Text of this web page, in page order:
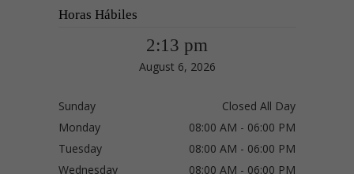
Horas Hábiles
2:13 pm
August 6, 2026
Sunday
Closed All Day
Monday
08:00 AM - 06:00 PM
Tuesday
08:00 AM - 06:00 PM
Wednesday
08:00 AM - 06:00 PM